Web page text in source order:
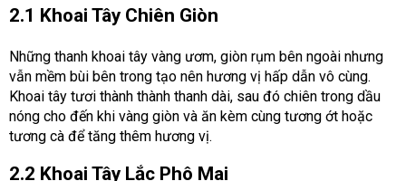
2.1 Khoai Tây Chiên Giòn
Những thanh khoai tây vàng ươm, giòn rụm bên ngoài nhưng
vẫn mềm bùi bên trong tạo nên hương vị hấp dẫn vô cùng.
Khoai tây tươi thành thành thanh dài, sau đó chiên trong dầu
nóng cho đến khi vàng giòn và ăn kèm cùng tương ớt hoặc
tương cà để tăng thêm hương vị.
2.2 Khoai Tây Lắc Phô Mai